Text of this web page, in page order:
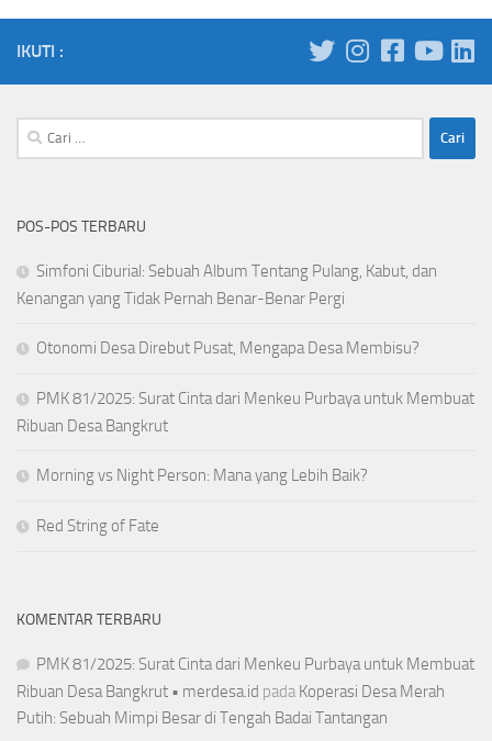
IKUTI :
Cari
untuk:
POS-POS TERBARU
Simfoni Ciburial: Sebuah Album Tentang Pulang, Kabut, dan
Kenangan yang Tidak Pernah Benar-Benar Pergi
Otonomi Desa Direbut Pusat, Mengapa Desa Membisu?
PMK 81/2025: Surat Cinta dari Menkeu Purbaya untuk Membuat
Ribuan Desa Bangkrut
Morning vs Night Person: Mana yang Lebih Baik?
Red String of Fate
KOMENTAR TERBARU
PMK 81/2025: Surat Cinta dari Menkeu Purbaya untuk Membuat
Ribuan Desa Bangkrut • merdesa.id pada Koperasi Desa Merah
Putih: Sebuah Mimpi Besar di Tengah Badai Tantangan